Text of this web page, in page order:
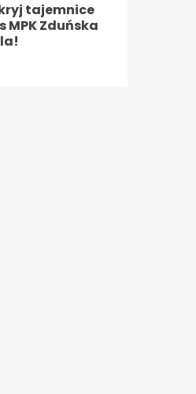
tajemnice
MPK Zduńska